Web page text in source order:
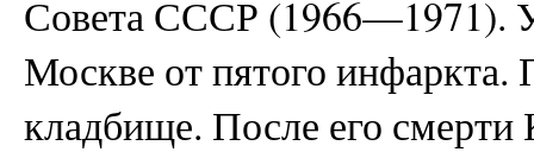
Совета СССР (1966—1971).
Москве от пятого
кладбище. После его